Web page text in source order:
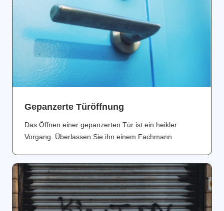
Gepanzerte Türöffnung
Das Öffnen einer gepanzerten Tür ist ein heikler
Vorgang. Überlassen Sie ihn einem Fachmann